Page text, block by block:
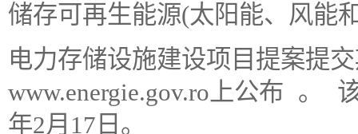
储存可再生能源(太阳能、风能
电力存储设施建设项目提案提
www.energie.gov.ro上公布 。
年2月17日。